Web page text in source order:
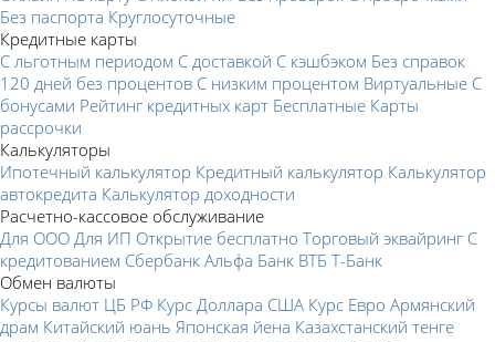
Без паспорта Круглосуточные
Кредитные карты
С льготным периодом С доставкой С кэшбэком Без справок
120 дней без процентов С низким процентом Виртуальные С
бонусами Рейтинг кредитных карт Бесплатные Карты
рассрочки
Калькуляторы
Ипотечный калькулятор Кредитный калькулятор Калькулятор
автокредита Калькулятор доходности
Расчетно-кассовое обслуживание
Для ООО Для ИП Открытие бесплатно Торговый эквайринг С
кредитованием Сбербанк Альфа Банк ВТБ Т-Банк
Обмен валюты
Курсы валют ЦБ РФ Курс Доллара США Курс Евро Армянский
драм Китайский юань Японская йена Казахстанский тенге